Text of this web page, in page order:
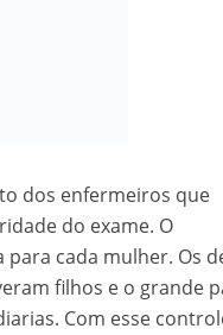
dos enfermeiros que
do exame. O
cada mulher. Os
filhos e o grande
Com esse